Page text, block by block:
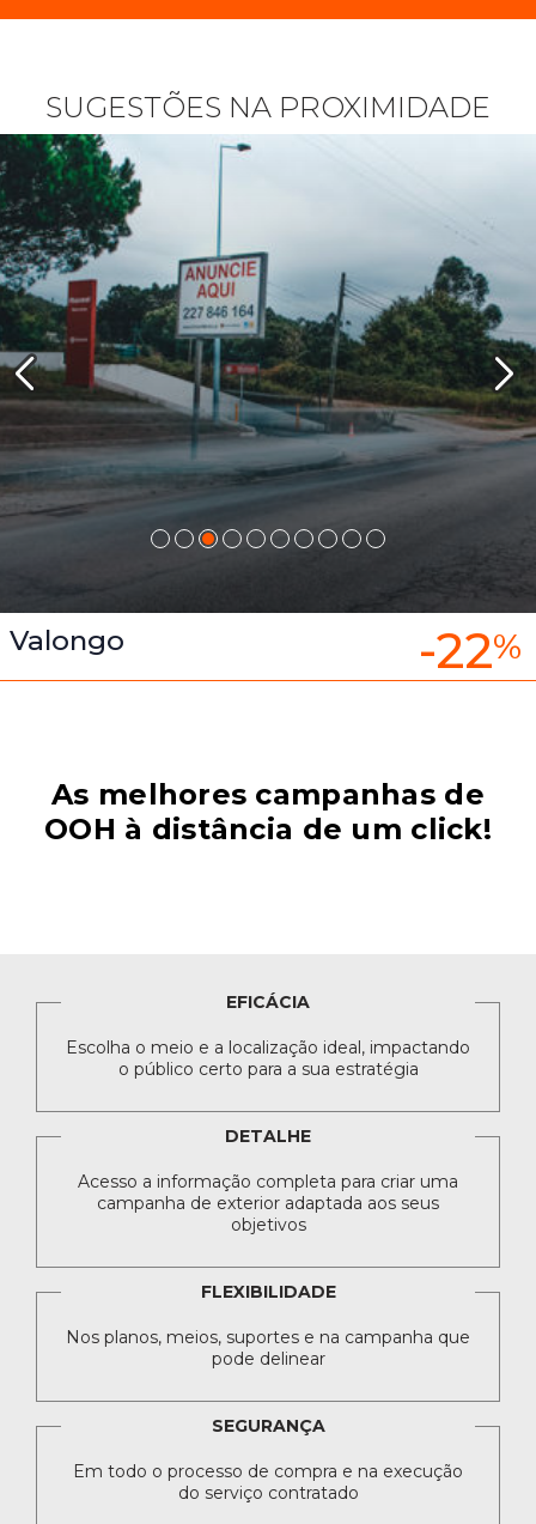
SUGESTÕES NA PROXIMIDADE
Valongo -22%
As melhores campanhas de
OOH à distância de um click!
EFICÁCIA
Escolha o meio e a localização ideal, impactando
o público certo para a sua estratégia
DETALHE
Acesso a informação completa para criar uma
campanha de exterior adaptada aos seus
objetivos
FLEXIBILIDADE
Nos planos, meios, suportes e na campanha que
pode delinear
SEGURANÇA
Em todo o processo de compra e na execução
do serviço contratado